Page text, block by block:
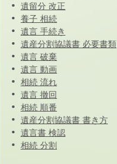
遺留分 改正
養子 相続
遺言 手続き
遺産分割協議書 必要書類
遺言 破棄
遺言 動画
相続 流れ
遺言 撤回
相続 順番
遺産分割協議書 書き方
遺言書 検認
相続 分割